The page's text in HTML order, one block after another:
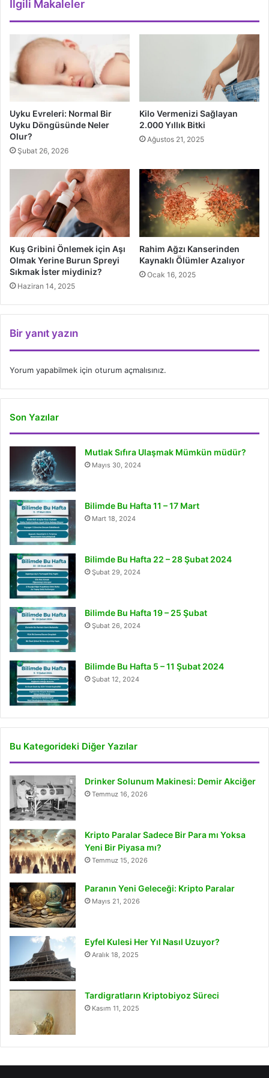
İlgili Makaleler
Uyku Evreleri: Normal Bir
Uyku Döngüsünde Neler
Olur?
Şubat 26, 2026
Kilo Vermenizi Sağlayan
2.000 Yıllık Bitki
Ağustos 21, 2025
Kuş Gribini Önlemek için Aşı
Olmak Yerine Burun Spreyi
Sıkmak İster miydiniz?
Haziran 14, 2025
Rahim Ağzı Kanserinden
Kaynaklı Ölümler Azalıyor
Ocak 16, 2025
Bir yanıt yazın
Yorum yapabilmek için oturum açmalısınız.
Son Yazılar
Mutlak Sıfıra Ulaşmak Mümkün müdür?
Mayıs 30, 2024
Bilimde Bu Hafta 11 – 17 Mart
Mart 18, 2024
Bilimde Bu Hafta 22 – 28 Şubat 2024
Şubat 29, 2024
Bilimde Bu Hafta 19 – 25 Şubat
Şubat 26, 2024
Bilimde Bu Hafta 5 – 11 Şubat 2024
Şubat 12, 2024
Bu Kategorideki Diğer Yazılar
Drinker Solunum Makinesi: Demir Akciğer
Temmuz 16, 2026
Kripto Paralar Sadece Bir Para mı Yoksa
Yeni Bir Piyasa mı?
Temmuz 15, 2026
Paranın Yeni Geleceği: Kripto Paralar
Mayıs 21, 2026
Eyfel Kulesi Her Yıl Nasıl Uzuyor?
Aralık 18, 2025
Tardigratların Kriptobiyoz Süreci
Kasım 11, 2025